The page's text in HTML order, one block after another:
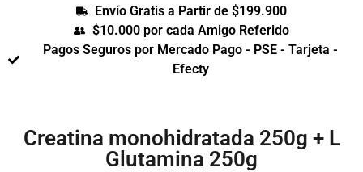
Envío Gratis a Partir de $199.900
$10.000 por cada Amigo Referido
Pagos Seguros por Mercado Pago - PSE - Tarjeta -
Efecty
Creatina monohidratada 250g + L
Glutamina 250g